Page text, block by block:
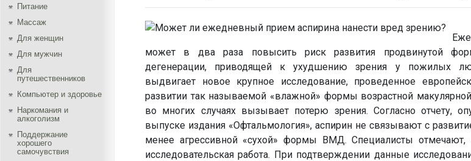
Питание
Массаж
Для женщин
Для мужчин
Для
путешественников
Компьютер и здоровье
Наркомания и
алкоголизм
Поддержание
хорошего
самочувствия
может в два раза повысить риск развития продвинутой
дегенерации, приводящей к ухудшению зрения у пожилых
выдвигает новое крупное исследование, проведенное
развитии так называемой «влажной» формы возрастной
во многих случаях вызывает потерю зрения. Согласно отчету,
выпуске издания «Офтальмология», аспирин не связывают с
менее агрессивной «сухой» формы ВМД. Специалисты отмечают,
исследовательская работа. При подтверждении данные